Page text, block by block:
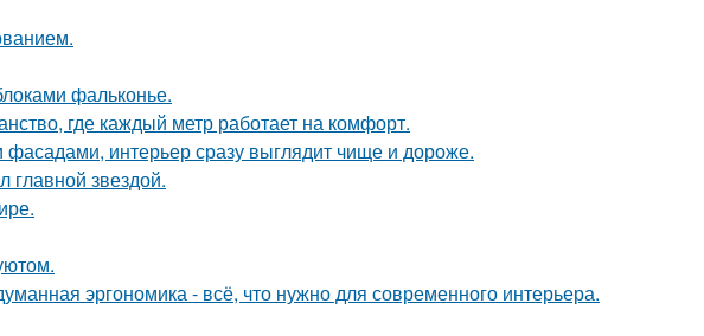
фальконье.
где каждый метр работает на комфорт.
фасадами, интерьер сразу выглядит чище и дороже.
главной звездой.
эргономика - всё, что нужно для современного интерьера.